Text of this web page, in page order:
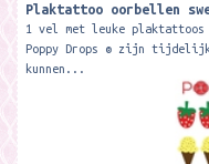
Plaktattoo oorbellen
1 vel met leuke
Poppy Drops ® zijn
kunnen...